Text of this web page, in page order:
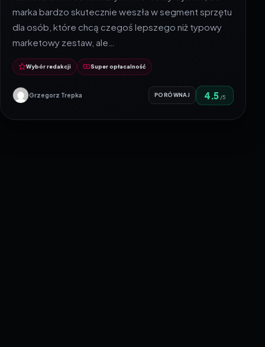
marka bardzo skutecznie weszła w segment sprzętu
dla osób, które chcą czegoś lepszego niż typowy
marketowy zestaw, ale…
Wybór redakcji Super opłacalność
Grzegorz Trepka PORÓWNAJ 4.5 /5